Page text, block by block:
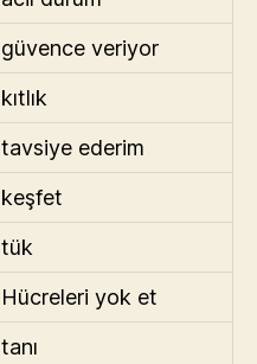
güvence veriyor
kıtlık
tavsiye ederim
keşfet
tük
Hücreleri yok et
tanı